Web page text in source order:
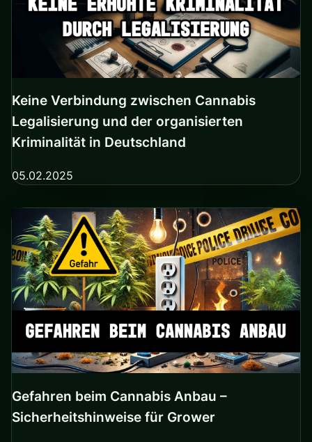
Keine Verbindung zwischen Cannabis
Legalisierung und der organisierten
Kriminalität in Deutschland
05.02.2025
Gefahren beim Cannabis Anbau –
Sicherheitshinweise für Grower